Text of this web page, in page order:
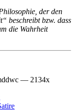
der den
beschreibt bzw. dass
die Wahrheit
— 2134x